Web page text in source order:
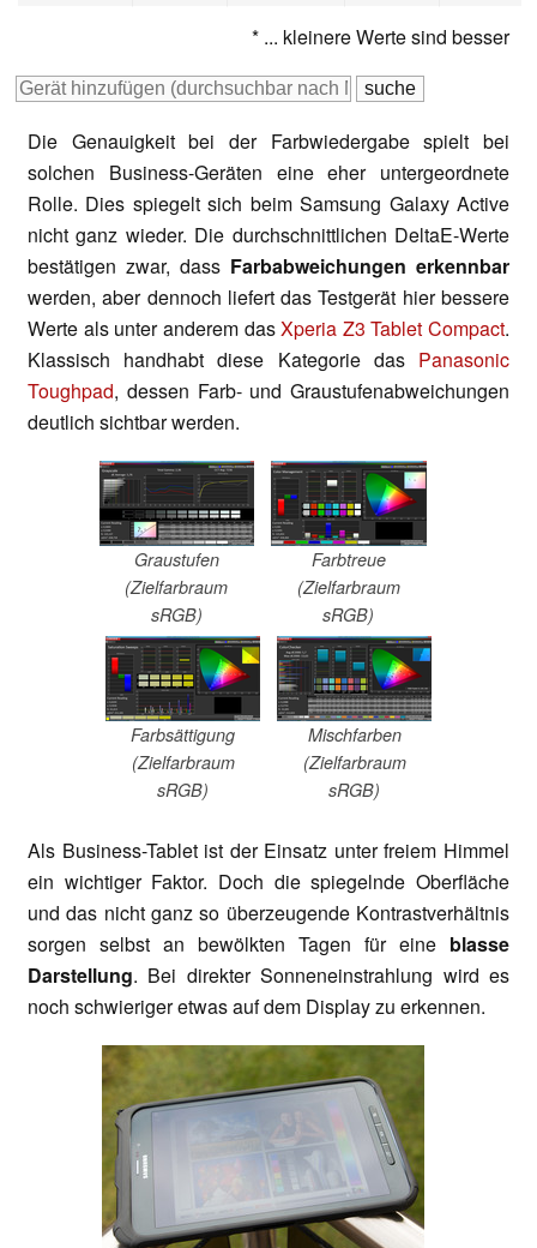
* ... kleinere Werte sind besser
Die Genauigkeit bei der Farbwiedergabe spielt bei
solchen Business-Geräten eine eher untergeordnete
Rolle. Dies spiegelt sich beim Samsung Galaxy Active
nicht ganz wieder. Die durchschnittlichen DeltaE-Werte
bestätigen zwar, dass Farbabweichungen erkennbar
werden, aber dennoch liefert das Testgerät hier bessere
Werte als unter anderem dasXperia Z3 Tablet Compact.
Klassisch handhabt diese Kategorie das Panasonic
Toughpad, dessen Farb- und Graustufenabweichungen
deutlich sichtbar werden.
Graustufen
(Zielfarbraum
sRGB)
Farbtreue
(Zielfarbraum
sRGB)
Farbsättigung
(Zielfarbraum
sRGB)
Mischfarben
(Zielfarbraum
sRGB)
Als Business-Tablet ist der Einsatz unter freiem Himmel
ein wichtiger Faktor. Doch die spiegelnde Oberfläche
und das nicht ganz so überzeugende Kontrastverhältnis
sorgen selbst an bewölkten Tagen für eine blasse
Darstellung. Bei direkter Sonneneinstrahlung wird es
noch schwieriger etwas auf dem Display zu erkennen.